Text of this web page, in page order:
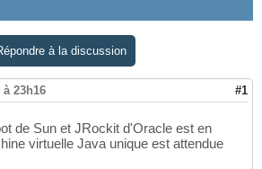
à la discussion
à 23h16 #1
de Sun et JRockit d'Oracle est en
virtuelle Java unique est attendue